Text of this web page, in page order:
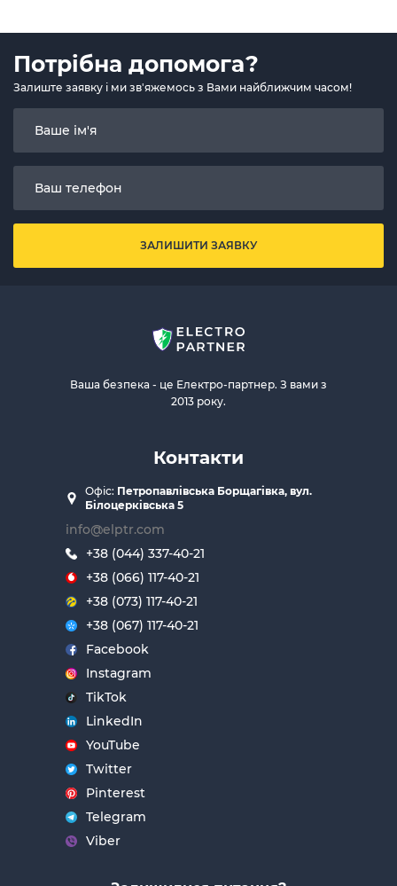
Потрібна допомога?
Залиште заявку і ми зв'яжемось з Вами найближчим часом!
ЗАЛИШИТИ ЗАЯВКУ
Ваша безпека - це Електро-партнер. З вами з
2013 року.
Контакти
Офіс: Петропавлівська Борщагівка, вул.
Білоцерківська 5
info@elptr.com
+38 (044) 337-40-21
+38 (066) 117-40-21
+38 (073) 117-40-21
+38 (067) 117-40-21
Facebook
Instagram
TikTok
LinkedIn
YouTube
Twitter
Pinterest
Telegram
Viber